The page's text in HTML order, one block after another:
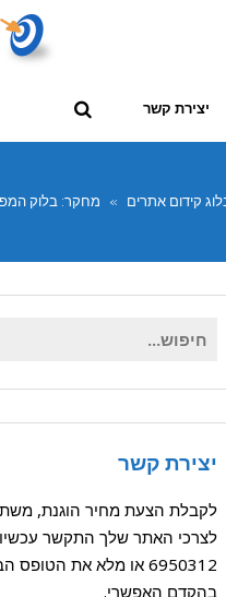
יצירת קשר
קידום אתרים »
יצירת קשר
לקבלת הצעת מחיר הוגנת,
לצרכי האתר שלך התקשר
6950312או מלא את הטופס
בהקדם האפשרי.